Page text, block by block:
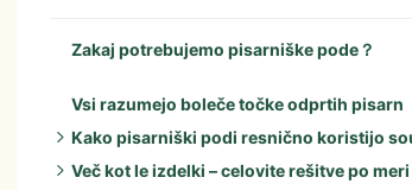
Zakaj potrebujemo pisarniške pode？
Vsi razumejo boleče točke odprtih pisarn
Kako pisarniški podi resnično koristijo
Ključne prednosti:
Več kot le izdelki – celovite rešitve po meri